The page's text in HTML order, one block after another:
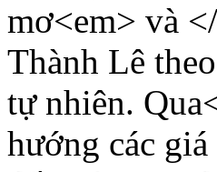
mơ<em> và
Thành Lê
tự nhiên.
hướng các